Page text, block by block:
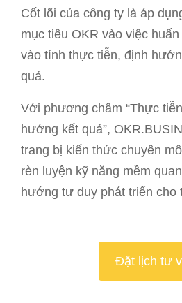
Cốt lõi của công ty là áp
mục tiêu OKR vào việc
vào tính thực tiễn, định
quả.
Với phương châm “Thực
hướng kết quả”,
trang bị kiến thức chuyên
rèn luyện kỹ năng mềm
hướng tư duy phát triển cho
Đặt lịch tư